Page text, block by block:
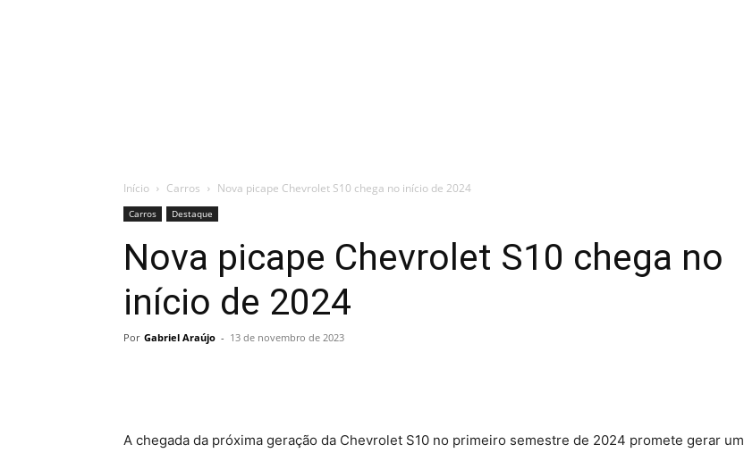
Início Carros Nova picape Chevrolet S10 chega no início de 2024
Carros Destaque
Nova picape Chevrolet S10 chega no
início de 2024
Por Gabriel Araújo - 13 de novembro de 2023
A chegada da próxima geração da Chevrolet S10 no primeiro semestre de 2024 promete gerar um